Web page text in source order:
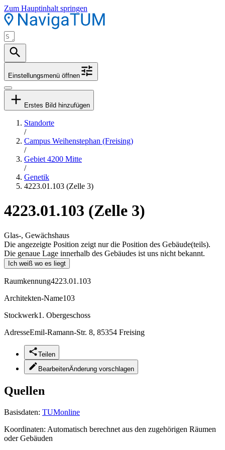
Zum Hauptinhalt springen
Einstellungsmenü öffnen
Erstes Bild hinzufügen
Standorte
/
Campus Weihenstephan (Freising)
/
Gebiet 4200 Mitte
/
Genetik
4223.01.103 (Zelle 3)
4223.01.103 (Zelle 3)
Glas-, Gewächshaus
Die angezeigte Position zeigt nur die Position des Gebäude(teils).
Die genaue Lage innerhalb des Gebäudes ist uns nicht bekannt.
Ich weiß wo es liegt
Raumkennung4223.01.103
Architekten-Name103
Stockwerk1. Obergeschoss
AdresseEmil-Ramann-Str. 8, 85354 Freising
Teilen
BearbeitenÄnderung vorschlagen
Quellen
Basisdaten: TUMonline
Koordinaten: Automatisch berechnet aus den zugehörigen Räumen
oder Gebäuden